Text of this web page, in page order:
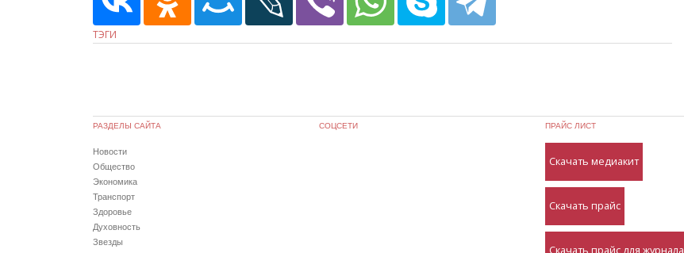
ТЭГИ
РАЗДЕЛЫ САЙТА
Новости
Общество
Экономика
Транспорт
Здоровье
Духовность
Звезды
СОЦСЕТИ ПРАЙС ЛИСТ
Скачать медиакит
Скачать прайс
Скачать прайс для журнала